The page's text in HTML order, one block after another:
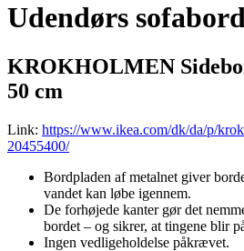
Udendørs
KROKHOLMEN
50 cm
Link: https://www.ikea.com/dk/da/p/
20455400/
Bordpladen af metalnet giver
vandet kan løbe igennem.
De forhøjede kanter gør det
bordet ‒ og sikrer, at tingene blir
Ingen vedligeholdelse påkrævet.